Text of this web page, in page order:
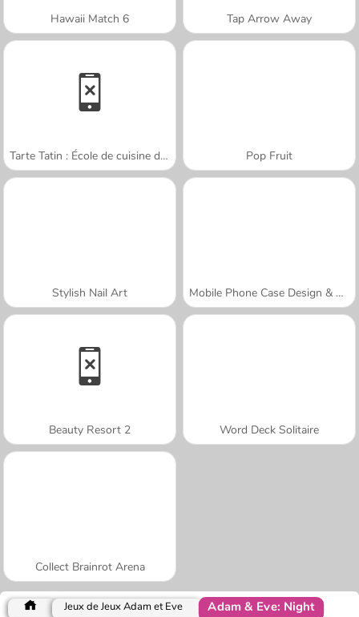
Hawaii Match 6 Tap Arrow Away
Tarte Tatin : École de cuisine de Sara Pop Fruit
Stylish Nail Art Mobile Phone Case Design & DIY
Beauty Resort 2 Word Deck Solitaire
Collect Brainrot Arena
Jeux de Jeux Adam et Eve Adam & Eve: Night